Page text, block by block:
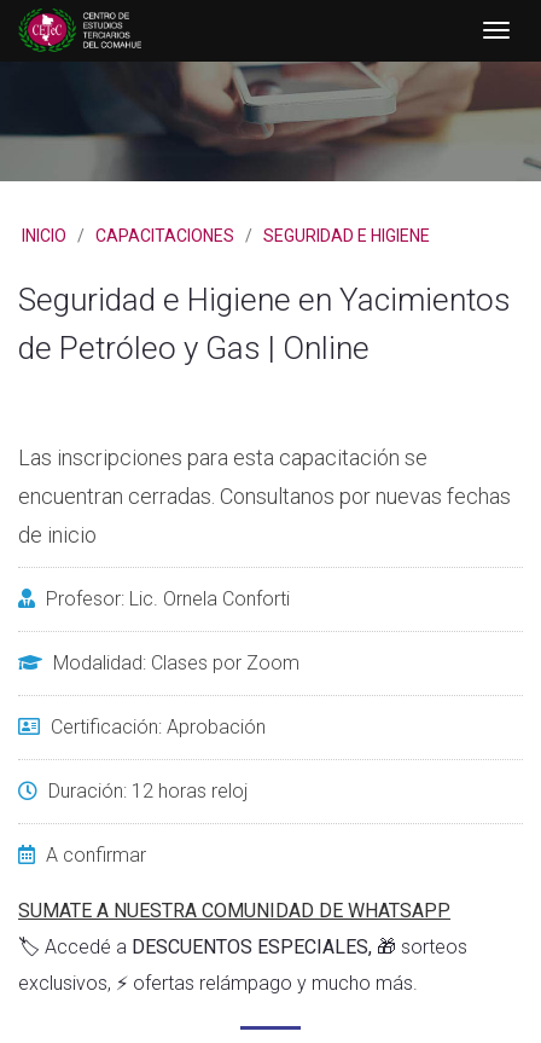
Toggle
INICIO / CAPACITACIONES / SEGURIDAD E HIGIENE
Seguridad e Higiene en Yacimientos
de Petróleo y Gas | Online
Las inscripciones para esta capacitación se
encuentran cerradas. Consultanos por nuevas fechas
de inicio
Profesor: Lic. Ornela Conforti
Modalidad: Clases por Zoom
Certificación: Aprobación
Duración: 12 horas reloj
A confirmar
SUMATE A NUESTRA COMUNIDAD DE WHATSAPP
🏷️ Accedé a DESCUENTOS ESPECIALES, 🎁 sorteos
exclusivos, ⚡ ofertas relámpago y mucho más.